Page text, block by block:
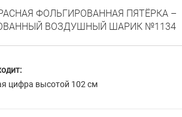
ФОЛЬГИРОВАННАЯ ПЯТЁРКА –
ВОЗДУШНЫЙ ШАРИК №1134
цифра высотой 102 см